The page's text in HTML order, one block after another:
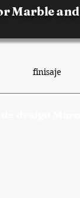
Marble and
finisaje